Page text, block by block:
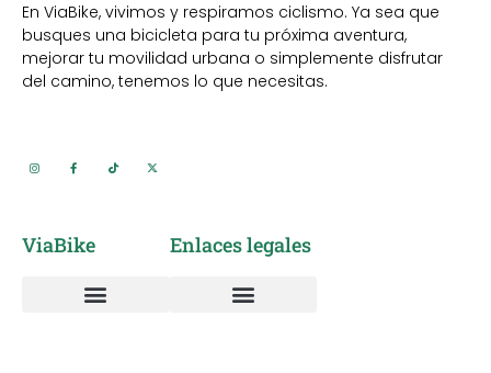
En ViaBike, vivimos y respiramos ciclismo. Ya sea que
busques una bicicleta para tu próxima aventura,
mejorar tu movilidad urbana o simplemente disfrutar
del camino, tenemos lo que necesitas.
ViaBike Enlaces legales